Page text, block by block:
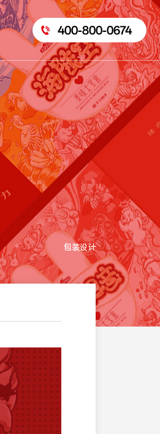
400-800-0674
包装设计